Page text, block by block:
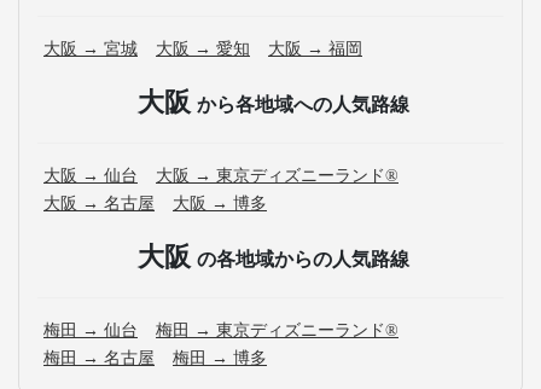
大阪 → 宮城 大阪 → 愛知 大阪 → 福岡
大阪 から各地域への人気路線
大阪 → 仙台
大阪 → 東京ディズニーランド®
大阪 → 名古屋
大阪 → 博多
大阪 の各地域からの人気路線
梅田 → 仙台
梅田 → 東京ディズニーランド®
梅田 → 名古屋
梅田 → 博多